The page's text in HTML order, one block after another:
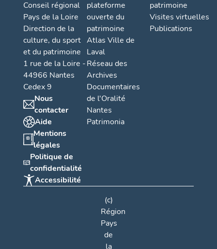
Conseil régional
Pays de la Loire
Direction de la
culture, du sport
et du patrimoine
1 rue de la Loire -
44966 Nantes
Cedex 9
Nous
contacter
Aide
Mentions
légales
Politique de
confidentialité
Accessibilité
plateforme
ouverte du
patrimoine
Atlas Ville de
Laval
Réseau des
Archives
Documentaires
de l'Oralité
Nantes
Patrimonia
patrimoine
Visites virtuelles
Publications
(c)
Région
Pays
de
la